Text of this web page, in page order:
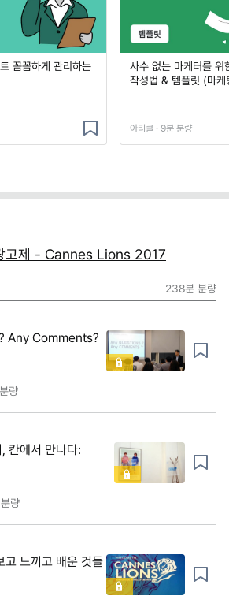
꼼꼼하게 관리하는
사수 없는 마케터를 위
작성법 & 템플릿 (마
아티클 · 9분 분량
고제 - Cannes Lions 2017
238분 분량
Any Comments?
분량
칸에서 만나다:
분량
고 느끼고 배운 것들